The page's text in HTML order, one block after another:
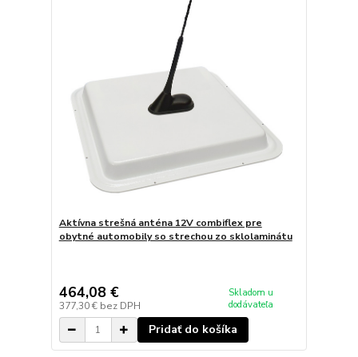
Aktívna strešná anténa 12V combiflex pre
obytné automobily so strechou zo sklolaminátu
464,08 €
377,30 € bez DPH
Skladom u
dodávateľa
Pridať do košíka